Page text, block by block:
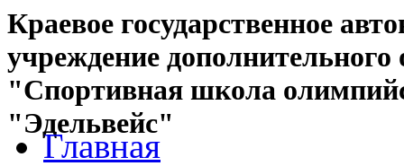
Краевое государственное
учреждение дополнительного
"Спортивная школа
"Эдельвейс"
Главная